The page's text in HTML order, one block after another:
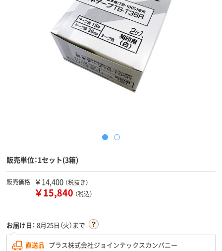
販売単位：1セット(3箱)
販売価格 ￥14,400 （税抜き）
￥15,840 （税込）
お届け日： 8月25日（火）まで
直送品 プラス株式会社ジョインテックスカンパニー